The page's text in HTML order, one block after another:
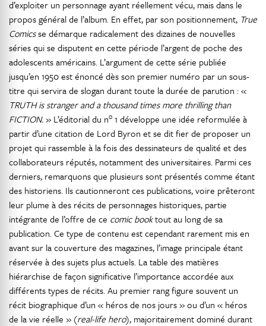
d’exploiter un personnage ayant réellement vécu, mais dans le
propos général de l’album. En effet, par son positionnement, True
Comicsse démarque radicalement des dizaines de nouvelles
séries qui se disputent en cette période l’argent de poche des
adolescents américains. L’argument de cette série publiée
jusqu’en 1950 est énoncé dès son premier numéro par un sous-
titre qui servira de slogan durant toute la durée de parution : «
TRUTH is stranger and a thousand times more thrilling than
FICTION.» L’éditorial du no 1 développe une idée reformulée à
partir d’une citation de Lord Byron et se dit fier de proposer un
projet qui rassemble à la fois des dessinateurs de qualité et des
collaborateurs réputés, notamment des universitaires. Parmi ces
derniers, remarquons que plusieurs sont présentés comme étant
des historiens. Ils cautionneront ces publications, voire prêteront
leur plume à des récits de personnages historiques, partie
intégrante de l’offre de ce comic booktout au long de sa
publication. Ce type de contenu est cependant rarement mis en
avant sur la couverture des magazines, l’image principale étant
réservée à des sujets plus actuels. La table des matières
hiérarchise de façon significative l’importance accordée aux
différents types de récits. Au premier rang figure souvent un
récit biographique d’un « héros de nos jours » ou d’un « héros
de la vie réelle » (real-life hero), majoritairement dominé durant